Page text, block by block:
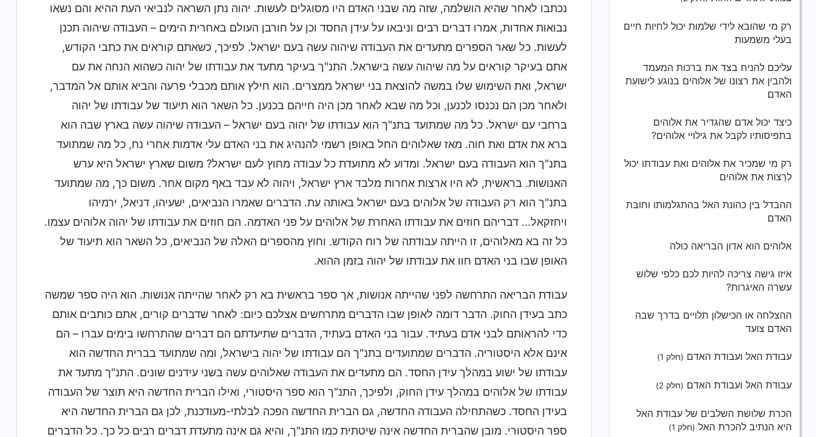
רק מי שהובא לידי שלמות יכול לחיות חיים
בעלי משמעות
עליכם להניח בצד את ברכות המעמד
ולהבין את רצונו של אלוהים בנוגע לישועת
האדם
כיצד יכול אדם שהגדיר את אלוהים
בתפיסותיו לקבל את גילויי אלוהים?
רק מי שמכיר את אלוהים ואת עבודתו יכול
לְרַצות את אלוהים
ההבדל בין כהונת האל בהתגלמותו וחובת
האדם
אלוהים הוא אדון הבריאה כולה
איזו גישה צריכה להיות לכם כלפי שלוש
עשרה האיגרות?
ההצלחה או הכישלון תלויים בדרך שבה
האדם צועד
עבודת האל ועבודת האדם (חלק 1)
עבודת האל ועבודת האדם (חלק 2)
הכרת שלושת השלבים של עבודת האל
היא הנתיב להכרת האל (חלק 1)
נכתבו לאחר שהיא הושלמה, שזה מה שבני האדם היו מסוגלים לעשות. יהוה נתן השראה לנביאי העת ההיא והם נשאו
נבואות אחדות, אמרו דברים רבים וניבאו על עידן החסד וכן על חורבן העולם באחרית הימים – העבודה שיהוה תכנן
לעשות. כל שאר הספרים מתעדים את העבודה שיהוה עשה בעם ישראל. לפיכך, כשאתם קוראים את כתבי הקודש,
אתם בעיקר קוראים על מה שיהוה עשה בישראל. התנ"ך בעיקר מתעד את עבודתו של יהוה כשהוא הנחה את עם
ישראל, ואת השימוש שלו במשה להוצאת בני ישראל ממצרים. הוא חילץ אותם מכבלי פרעה והביא אותם אל המדבר,
ולאחר מכן הם נכנסו לכנען, וכל מה שבא לאחר מכן היה חייהם בכנען. כל השאר הוא תיעוד של עבודתו של יהוה
ברחבי עם ישראל. כל מה שמתועד בתנ"ך הוא עבודתו של יהוה בעם ישראל – העבודה שיהוה עשה בארץ שבה הוא
ברא את אדם ואת חוה. מאז שאלוהים החל באופן רשמי להנהיג את בני האדם עלי אדמות אחרי נח, כל מה שמתועד
בתנ"ך הוא העבודה בעם ישראל. ומדוע לא מתועדת כל עבודה מחוץ לעם ישראל? משום שארץ ישראל היא ערש
האנושות. בראשית, לא היו ארצות אחרות מלבד ארץ ישראל, ויהוה לא עבד באף מקום אחר. משום כך, מה שמתועד
בתנ"ך הוא רק העבודה של אלוהים בעם ישראל באותה עת. הדברים שאמרו הנביאים, ישעיהו, דניאל, ירמיהו
ויחזקאל... דבריהם חוזים את עבודתו האחרת של אלוהים על פני האדמה. הם חוזים את עבודתו של יהוה אלוהים עצמו.
כל זה בא מאלוהים, זו הייתה עבודתה של רוח הקודש. וחוץ מהספרים האלה של הנביאים, כל השאר הוא תיעוד של
האופן שבו בני האדם חוו את עבודתו של יהוה בזמן ההוא.
עבודת הבריאה התרחשה לפני שהייתה אנושות, אך ספר בראשית בא רק לאחר שהייתה אנושות. הוא היה ספר שמשה
כתב בעידן החוק. הדבר דומה לאופן שבו הדברים מתרחשים אצלכם כיום: לאחר שדברים קורים, אתם כותבים אותם
כדי להראותם לבני אדם בעתיד. עבור בני האדם בעתיד, הדברים שתיעדתם הם דברים שהתרחשו בימים עברו – הם
אינם אלא היסטוריה. הדברים שמתועדים בתנ"ך הם עבודתו של יהוה בישראל, ומה שמתועד בברית החדשה הוא
עבודתו של ישוע במהלך עידן החסד. הם מתעדים את העבודה שאלוהים עשה בשני עידנים שונים. התנ"ך מתעד את
עבודתו של אלוהים במהלך עידן החוק, ולפיכך, התנ"ך הוא ספר היסטורי, ואילו הברית החדשה היא תוצר של העבודה
בעידן החסד. כשהתחילה העבודה החדשה, גם הברית החדשה הפכה לבלתי-מעודכנת, לכן גם הברית החדשה היא
ספר היסטורי. מובן שהברית החדשה אינה שיטתית כמו התנ"ך, והיא גם אינה מתעדת דברים רבים כל כך. כל הדברים